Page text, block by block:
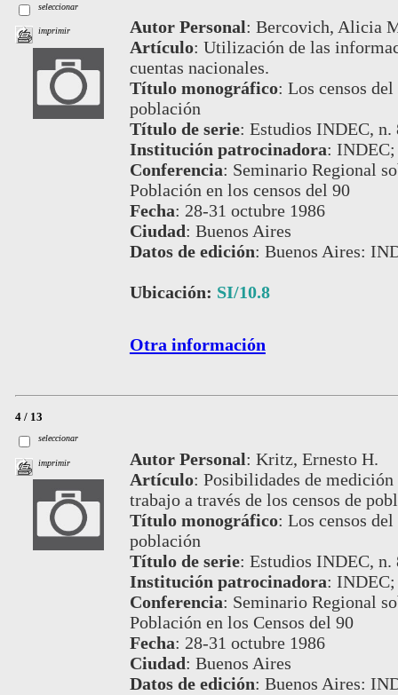
seleccionar
imprimir Autor Personal: Bercovich, Alicia
Artículo: Utilización de las
cuentas nacionales.
Título monográfico: Los censos
población
Título de serie: Estudios INDEC, n.
Institución patrocinadora:
Conferencia: Seminario Regional
Población en los censos del 90
Fecha: 28-31 octubre 1986
Ciudad: Buenos Aires
Datos de edición: Buenos Aires:
Ubicación: SI/10.8
Otra información
4 / 13
seleccionar
imprimir Autor Personal: Kritz, Ernesto H.
Artículo: Posibilidades de
trabajo a través de los censos de
Título monográfico: Los censos
población
Título de serie: Estudios INDEC, n.
Institución patrocinadora:
Conferencia: Seminario Regional
Población en los Censos del 90
Fecha: 28-31 octubre 1986
Ciudad: Buenos Aires
Datos de edición: Buenos Aires: